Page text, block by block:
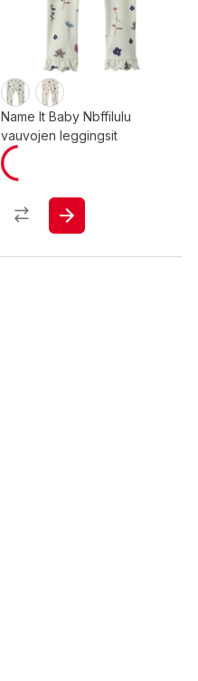
Name It Baby Nbffilulu
vauvojen leggingsit